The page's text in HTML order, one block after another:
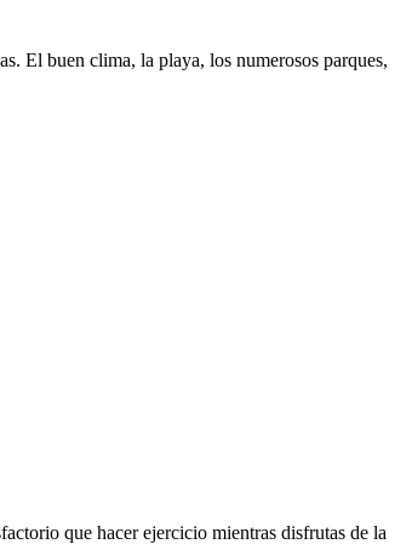
El buen clima, la playa, los numerosos parques,
que hacer ejercicio mientras disfrutas de la